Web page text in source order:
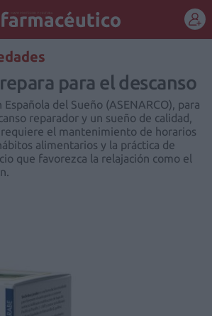
REGÍSTRATE
para el descanso
del Sueño (ASENARCO), para
reparador y un sueño de calidad,
el mantenimiento de horarios
alimentarios y la práctica de
que favorezca la relajación como el